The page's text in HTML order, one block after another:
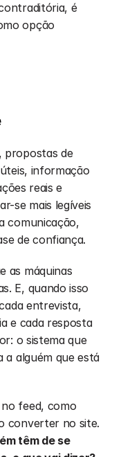
é
opção
propostas de
informação
reais e
se mais legíveis
comunicação,
de confiança.
as máquinas
E, quando isso
entrevista,
e cada resposta
o sistema que
a alguém que está
feed, como
têm de se